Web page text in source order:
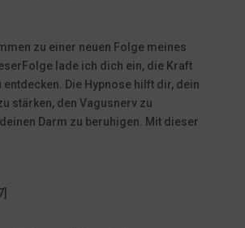
zu einer neuen Folge meines
lade ich dich ein, die Kraft
entdecken. Die Hypnose hilft dir, dein
stärken, den Vagusnerv zu
Darm zu beruhigen. Mit dieser